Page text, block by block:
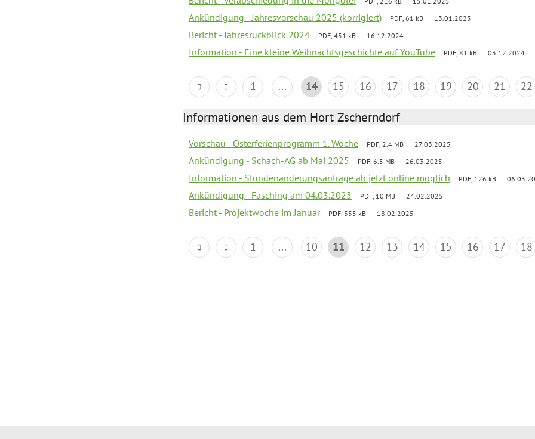
Ankündigung - Jahresvorschau 2025 (korrigiert) PDF, 61 kB 13.01.2025
Bericht - Jahresrückblick 2024 PDF, 451 kB 16.12.2024
Information - Eine kleine Weihnachtsgeschichte auf YouTube PDF, 81 kB 03.12.2024
1 ... 14 15 16 17 18 19 20 21 22
Informationen aus dem Hort Zscherndorf
Vorschau - Osterferienprogramm 1. Woche PDF, 2.4 MB 27.03.2025
Ankündigung - Schach-AG ab Mai 2025 PDF, 6.5 MB 26.03.2025
Information - Stundenänderungsanträge ab jetzt online möglich PDF, 126 kB
Ankündigung - Fasching am 04.03.2025 PDF, 10 MB 24.02.2025
Bericht - Projektwoche im Januar PDF, 335 kB 18.02.2025
1 ... 10 11 12 13 14 15 16 17 18